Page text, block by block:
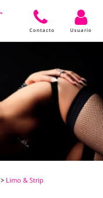
Contacto Usuario
> Limo & Strip